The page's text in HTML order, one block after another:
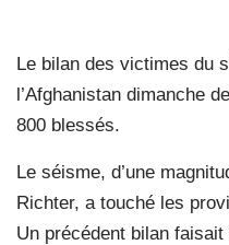
Le bilan des victimes du
l’Afghanistan dimanche
800 blessés.
Le séisme, d’une
Richter, a touché les
Un précédent bilan